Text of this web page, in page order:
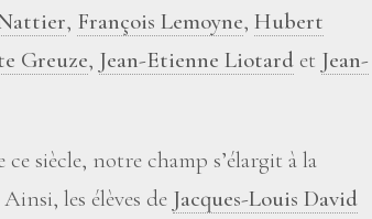
, François Lemoyne, Hubert
Greuze, Jean-Etienne Liotard et Jean-
siècle, notre champ s’élargit à la
les élèves de Jacques-Louis David